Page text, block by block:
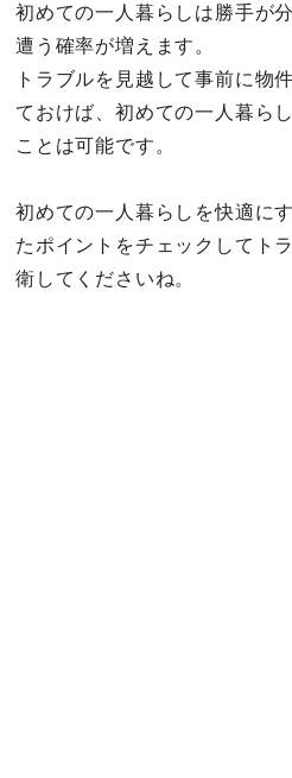
初めての一人暮らしは勝手が
遭う確率が増えます。
トラブルを見越して事前に物
ておけば、初めての一人暮ら
ことは可能です。
初めての一人暮らしを快適に
たポイントをチェックしてト
衛してくださいね。